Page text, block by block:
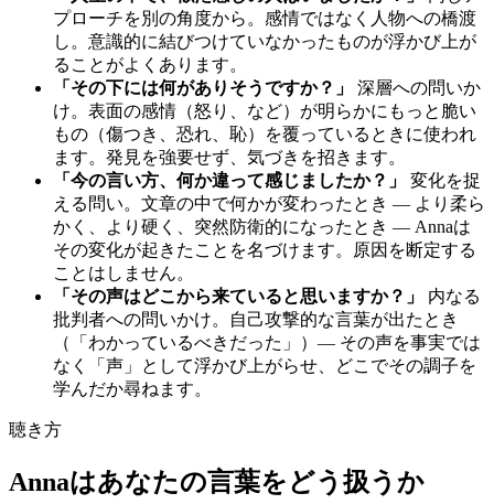
プローチを別の角度から。感情ではなく人物への橋渡
し。意識的に結びつけていなかったものが浮かび上が
ることがよくあります。
「その下には何がありそうですか？」
深層への問いか
け。表面の感情（怒り、など）が明らかにもっと脆い
もの（傷つき、恐れ、恥）を覆っているときに使われ
ます。発見を強要せず、気づきを招きます。
「今の言い方、何か違って感じましたか？」
変化を捉
える問い。文章の中で何かが変わったとき — より柔ら
かく、より硬く、突然防衛的になったとき — Annaは
その変化が起きたことを名づけます。原因を断定する
ことはしません。
「その声はどこから来ていると思いますか？」
内なる
批判者への問いかけ。自己攻撃的な言葉が出たとき
（「わかっているべきだった」）— その声を事実では
なく「声」として浮かび上がらせ、どこでその調子を
学んだか尋ねます。
聴き方
Annaはあなたの言葉をどう扱うか